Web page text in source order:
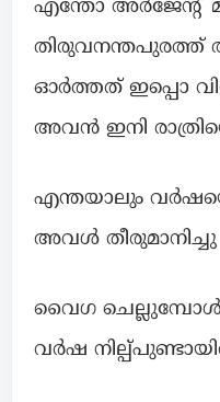
എന്തോ അർജേന്റ്‌
ഓർത്തത് ഇപ്പൊ
അവൻ ഇനി
എന്തയാലും
അവൾ തീരുമാനിച്ചു
വൈഗ ചെല്ലുമ്പോൾ
വർഷ